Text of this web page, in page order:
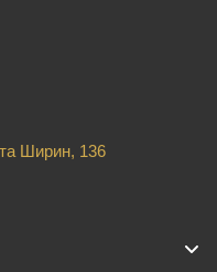
Ширин, 136